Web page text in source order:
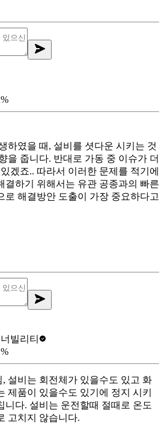
%
하였을 때, 설비를 셧다운 시키는 것
을 줍니다. 반대로 가동 중 이슈가 더
겠죠.. 따라서 이러한 문제를 적기에
결하기 위해서는 유관 공종과의 빠른
로 해결방안 도출이 가장 중요하다고
빌리티
%
설비는 회전체가 있을수도 있고 화
제품이 있을수도 있기에 정지 시키
니다. 설비는 운전할때 절때로 온도
고치지 않습니다.